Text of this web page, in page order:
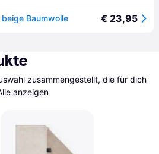
Baumwolle € 23,95
zusammengestellt, die für dich
anzeigen